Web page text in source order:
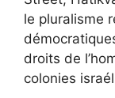
le pluralisme
droits de
colonies